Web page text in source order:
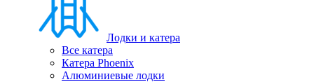
Лодки и катера
Все катера
Катера Phoenix
Алюминиевые лодки